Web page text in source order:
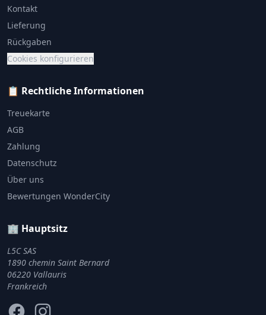
Kontakt
Lieferung
Rückgaben
Cookies konfigurieren
📋 Rechtliche Informationen
Treuekarte
AGB
Zahlung
Datenschutz
Über uns
Bewertungen WonderCity
🏢 Hauptsitz
L5C SAS
1890 chemin Saint Bernard
06220 Vallauris
Frankreich
FacebookInstagram